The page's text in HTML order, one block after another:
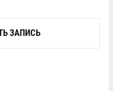
ЗАПИСЬ